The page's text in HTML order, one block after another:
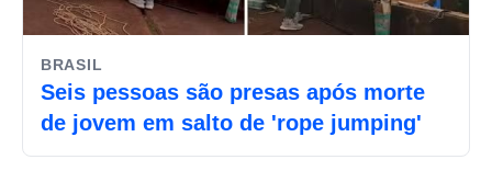
BRASIL
Seis pessoas são presas após morte
de jovem em salto de 'rope jumping'